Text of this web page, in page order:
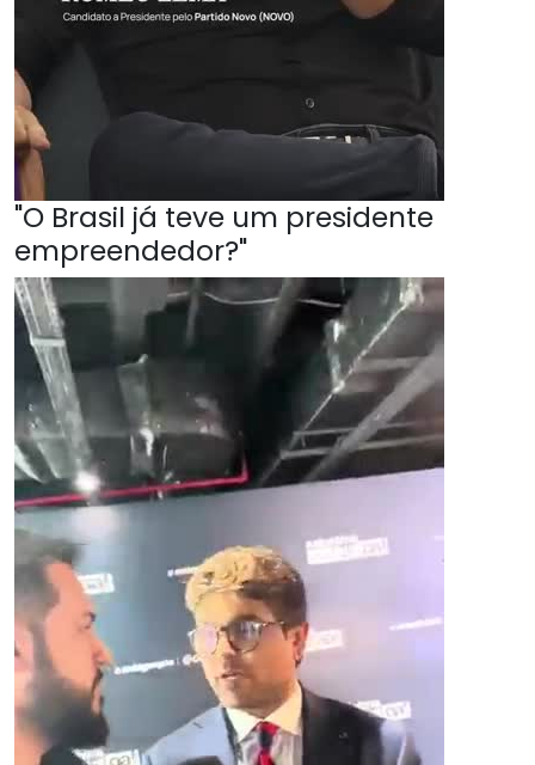
"O Brasil já teve um presidente
empreendedor?"